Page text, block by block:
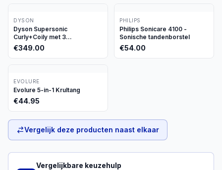
DYSON
Dyson Supersonic
Curly+Coily met 3
opzetstukken
€349.00
PHILIPS
Philips Sonicare 4100 -
Sonische tandenborstel
€54.00
EVOLURE
Evolure 5-in-1 Krultang
€44.95
Vergelijk deze producten naast elkaar
Vergelijkbare keuzehulp